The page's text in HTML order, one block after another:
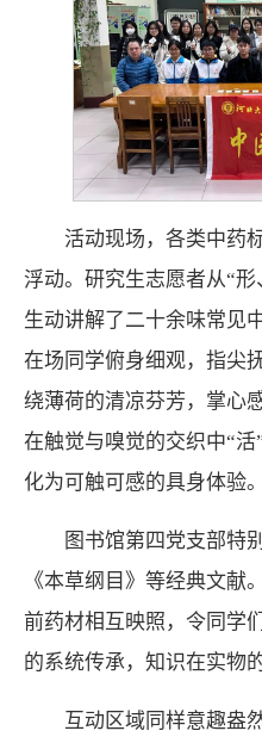
活动现场，各类中药
浮动。研究生志愿者从“形
生动讲解了二十余味常见
在场同学俯身细观，指尖
绕薄荷的清凉芬芳，掌
在触觉与嗅觉的交织中“
化为可触可感的具身体验。
图书馆第四党支部特
《本草纲目》等经典文献
前药材相互映照，令同学
的系统传承，知识在实物
互动区域同样意趣盎